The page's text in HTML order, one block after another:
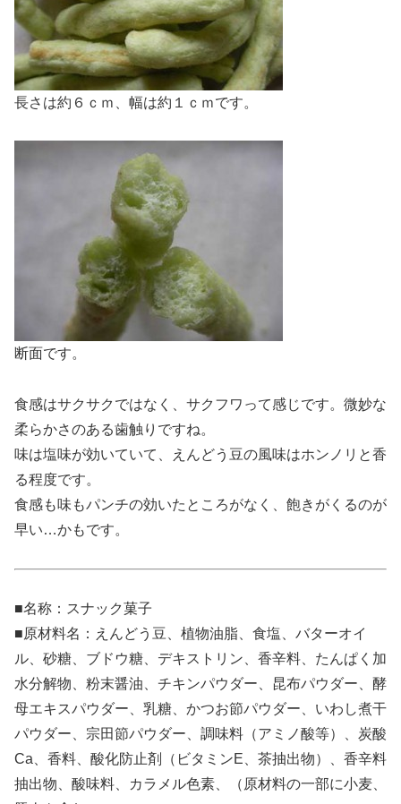
長さは約６ｃｍ、幅は約１ｃｍです。
断面です。
食感はサクサクではなく、サクフワって感じです。微妙な
柔らかさのある歯触りですね。
味は塩味が効いていて、えんどう豆の風味はホンノリと香
る程度です。
食感も味もパンチの効いたところがなく、飽きがくるのが
早い…かもです。
■名称：スナック菓子
■原材料名：えんどう豆、植物油脂、食塩、バターオイ
ル、砂糖、ブドウ糖、デキストリン、香辛料、たんぱく加
水分解物、粉末醤油、チキンパウダー、昆布パウダー、酵
母エキスパウダー、乳糖、かつお節パウダー、いわし煮干
パウダー、宗田節パウダー、調味料（アミノ酸等）、炭酸
Ca、香料、酸化防止剤（ビタミンE、茶抽出物）、香辛料
抽出物、酸味料、カラメル色素、（原材料の一部に小麦、